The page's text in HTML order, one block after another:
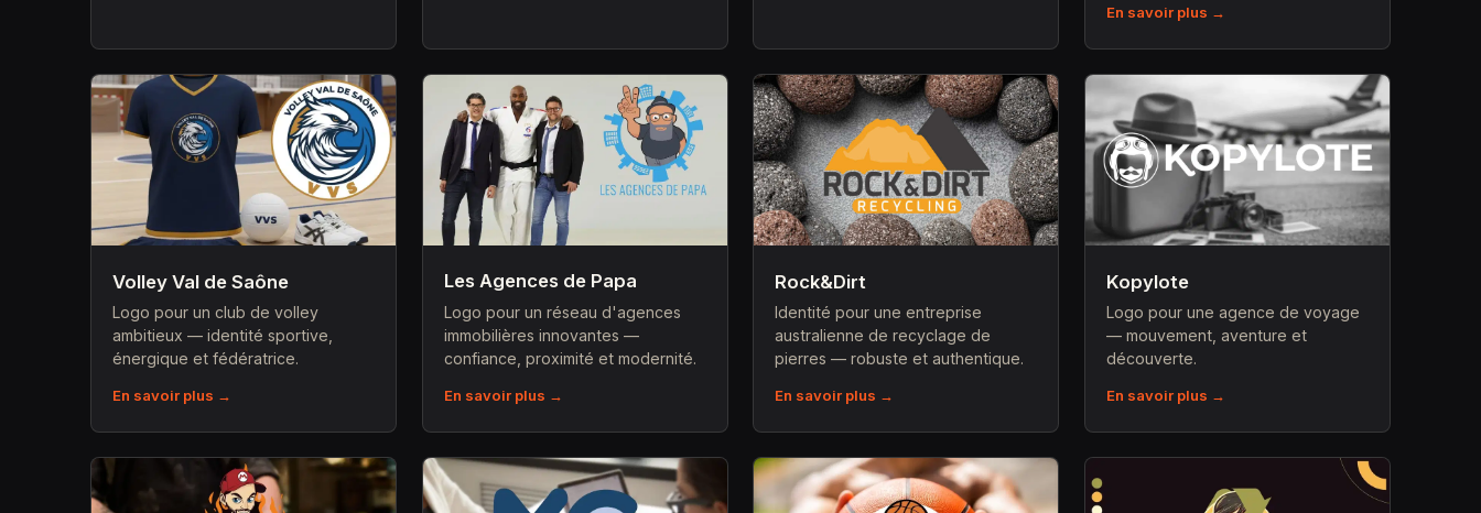
En savoir plus →
Volley Val de Saône
Logo pour un club de volley
ambitieux — identité sportive,
énergique et fédératrice.
En savoir plus →
Les Agences de Papa
Logo pour un réseau d'agences
immobilières innovantes —
confiance, proximité et modernité.
En savoir plus →
Rock&Dirt
Identité pour une entreprise
australienne de recyclage de
pierres — robuste et authentique.
En savoir plus →
Kopylote
Logo pour une agence de voyage
— mouvement, aventure et
découverte.
En savoir plus →